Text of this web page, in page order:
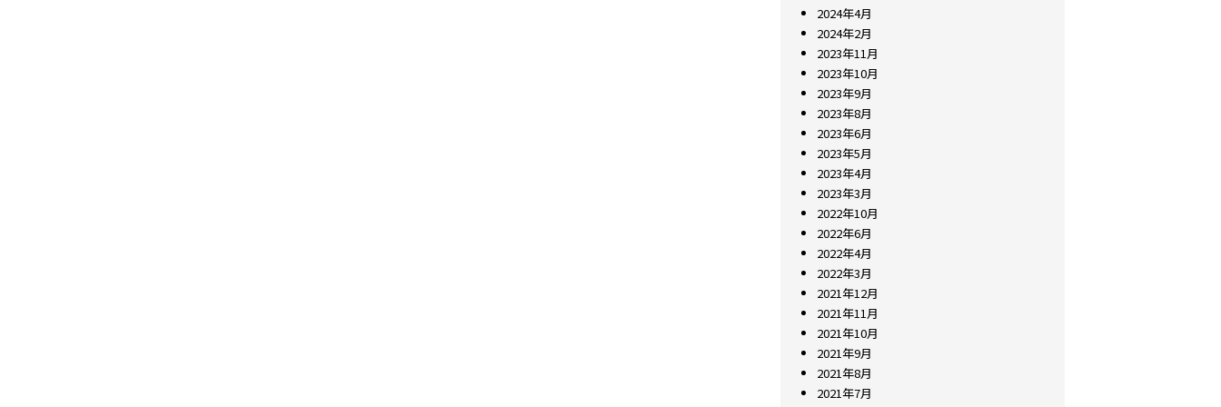
2024年4月
2024年2月
2023年11月
2023年10月
2023年9月
2023年8月
2023年6月
2023年5月
2023年4月
2023年3月
2022年10月
2022年6月
2022年4月
2022年3月
2021年12月
2021年11月
2021年10月
2021年9月
2021年8月
2021年7月